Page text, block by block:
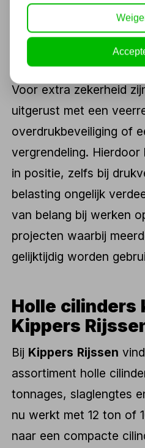
functioneren, zonder in
veiligheid of precisie.
Voor extra zekerheid
uitgerust met een
overdrukbeveiliging of
vergrendeling.
in positie, zelfs bij
belasting ongelijk
van belang bij werken
projecten waarbij
gelijktijdig worden
Holle cilinders
Kippers
Bij Kippers Rijssen
assortiment holle
tonnages, slaglengtes
nu werkt met 12 ton of
naar een compacte